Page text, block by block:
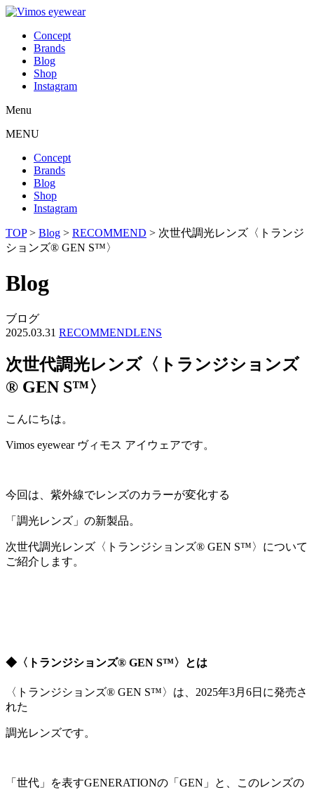
Concept
Brands
Blog
Shop
Instagram
Menu
MENU
Concept
Brands
Blog
Shop
Instagram
TOP> Blog > RECOMMEND > 次世代調光レンズ〈トランジ
ションズ® GEN S™〉
Blog
ブログ
2025.03.31 RECOMMENDLENS
次世代調光レンズ〈トランジションズ
® GEN S™〉
こんにちは。
Vimos eyewear ヴィモス アイウェアです。
今回は、紫外線でレンズのカラーが変化する
「調光レンズ」の新製品。
次世代調光レンズ〈トランジションズ® GEN S™〉について
ご紹介します。
◆〈トランジションズ® GEN S™〉とは
〈トランジションズ® GEN S™〉は、2025年3月6日に発売さ
れた
調光レンズです。
「世代」を表すGENERATIONの「GEN」と、このレンズの